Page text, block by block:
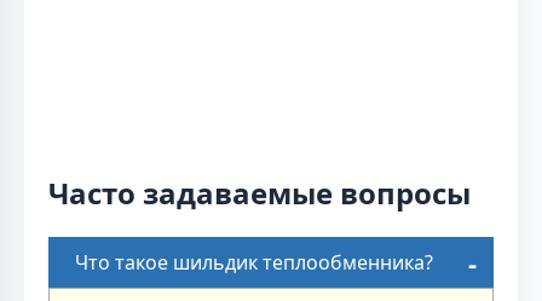
Часто задаваемые вопросы
Что такое шильдик теплообменника?